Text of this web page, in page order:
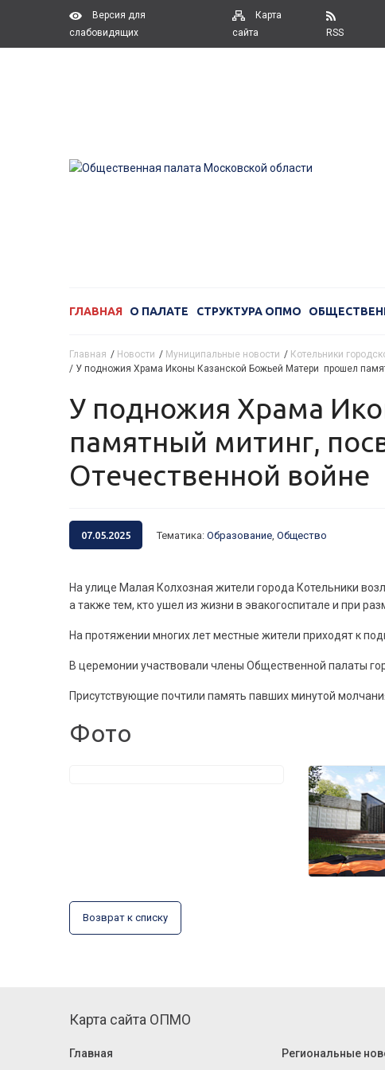
Версия для
слабовидящих
Карта
сайта
RSS
ГЛАВНАЯ О ПАЛАТЕ СТРУКТУРА ОПМО
Главная / Новости / Муниципальные новости / Котельники
/ У подножия Храма Иконы Казанской Божьей Матери прошел
У подножия Храма Иконы Казанской Божьей Матери прошел
памятный митинг,
Отечественной войне
07.05.2025 Тематика: Образование, Общество
На улице Малая Колхозная жители города Котельники
а также тем, кто ушел из жизни в эвакогоспитале и при
На протяжении многих лет местные жители приходят к
В церемонии участвовали члены Общественной палаты
Присутствующие почтили память павших минутой
Фото
Возврат к списку
Карта сайта ОПМО
Главная
Региональные